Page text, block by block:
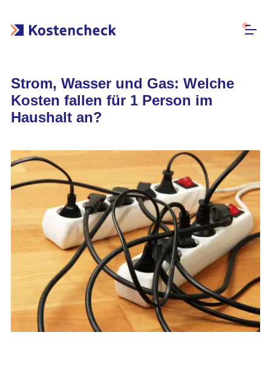
Strom, Wasser und Gas: Welche
Kosten fallen für 1 Person im
Haushalt an?